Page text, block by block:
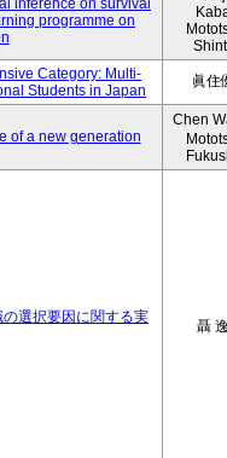
inference on survival
programme on
Category: Multi-
Students in Japan
眞住
of a new generation
Chen
選択要因に関する実
聶